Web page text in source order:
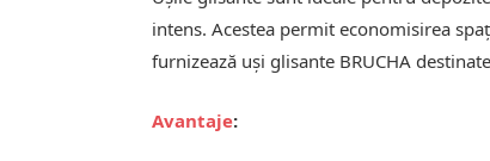
intens. Acestea permit economisirea
furnizează uși glisante BRUCHA
Avantaje: